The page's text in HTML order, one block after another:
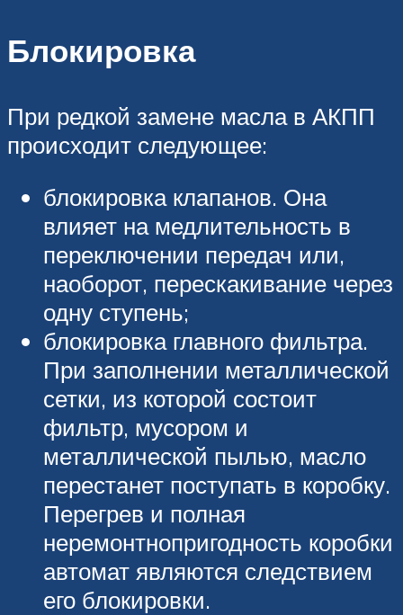
Блокировка
При редкой замене масла в АКПП
происходит следующее:
блокировка клапанов. Она
влияет на медлительность в
переключении передач или,
наоборот, перескакивание через
одну ступень;
блокировка главного фильтра.
При заполнении металлической
сетки, из которой состоит
фильтр, мусором и
металлической пылью, масло
перестанет поступать в коробку.
Перегрев и полная
неремонтнопригодность коробки
автомат являются следствием
его блокировки.